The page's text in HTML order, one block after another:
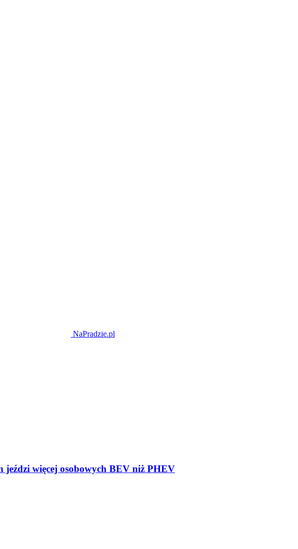
NaPradzie.pl
więcej osobowych BEV niż PHEV